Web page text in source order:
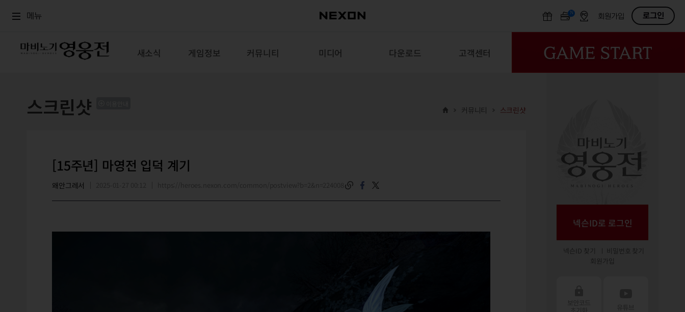
메뉴 N OFF회원가입 로그인
새소식 게임정보 커뮤니티 미디어 다운로드 고객센터
스크린샷 커뮤니티 스크린샷
[15주년] 마영전 입덕 계기
왜안그레서
넥슨ID로 로그인
넥슨ID 찾기
비밀번호 찾기
회원가입